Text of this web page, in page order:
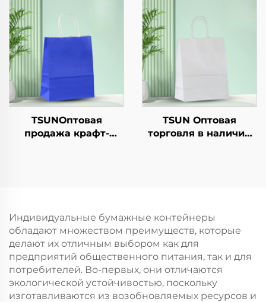
из крафт-бумаги для
салата, закусок,
суши, бутербродов,
хлеба, конфет,
шоколада, печенья,
корма для животных
новогодней/
рождественской еды
с возможностью
нанесения принта
TSUNОптовая
продажа крафт-
рождественской еды
в гофрокarton
TSUN Оптовая
торговля в наличии
подарочная упаковка
Индивидуальные бумажные контейнеры
обладают множеством преимуществ, которые
делают их отличным выбором как для
предприятий общественного питания, так и для
потребителей. Во-первых, они отличаются
экологической устойчивостью, поскольку
изготавливаются из возобновляемых ресурсов и